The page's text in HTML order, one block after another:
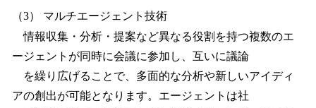
（3） マルチエージェント技術
情報収集・分析・提案など異なる役割を持つ複数のエ
ージェントが同時に会議に参加し、互いに議論
を繰り広げることで、多面的な分析や新しいアイディ
アの創出が可能となります。エージェントは社